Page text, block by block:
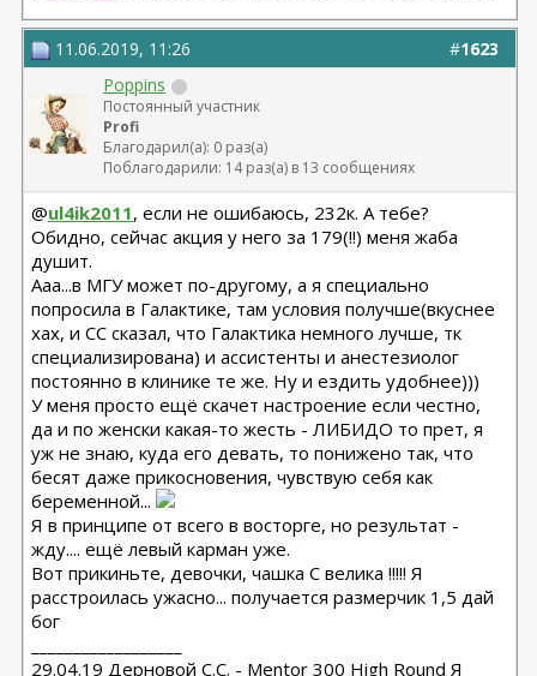
#1623
11.06.2019, 11:26
Poppins
Постоянный участник
Profi
Благодарил(а): 0 раз(а)
Поблагодарили: 14 раз(а) в 13 сообщениях
@ul4ik2011, если не ошибаюсь, 232к. А тебе?
Обидно, сейчас акция у него за 179(!!) меня жаба
душит.
Ааа...в МГУ может по-другому, а я специально
попросила в Галактике, там условия получше(вкуснее
хах, и СС сказал, что Галактика немного лучше, тк
специализирована) и ассистенты и анестезиолог
постоянно в клинике те же. Ну и ездить удобнее)))
У меня просто ещё скачет настроение если честно,
да и по женски какая-то жесть - ЛИБИДО то прет, я
уж не знаю, куда его девать, то понижено так, что
бесят даже прикосновения, чувствую себя как
беременной...
Я в принципе от всего в восторге, но результат -
жду.... ещё левый карман уже.
Вот прикиньте, девочки, чашка С велика !!!!! Я
расстроилась ужасно... получается размерчик 1,5 дай
бог
29.04.19 Дерновой С.С. - Mentor 300 High Round Я